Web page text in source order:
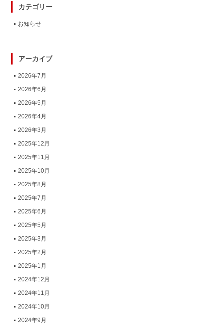
カテゴリー
お知らせ
アーカイブ
2026年7月
2026年6月
2026年5月
2026年4月
2026年3月
2025年12月
2025年11月
2025年10月
2025年8月
2025年7月
2025年6月
2025年5月
2025年3月
2025年2月
2025年1月
2024年12月
2024年11月
2024年10月
2024年9月